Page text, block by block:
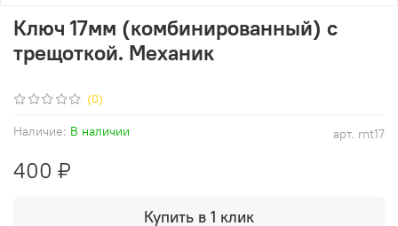
(0)
арт. rnt17
Наличие: В наличии
Ключ 17мм (комбинированный) с
трещоткой. Механик
400 ₽
Купить в 1 клик